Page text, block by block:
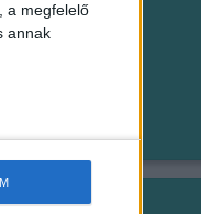
a megfelelő
annak